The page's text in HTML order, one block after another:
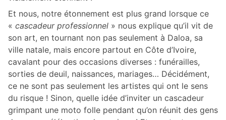
Et nous, notre étonnement est plus grand lorsque ce
« cascadeur professionnel » nous explique qu’il vit de
son art, en tournant non pas seulement à Daloa, sa
ville natale, mais encore partout en Côte d’Ivoire,
cavalant pour des occasions diverses : funérailles,
sorties de deuil, naissances, mariages… Décidément,
ce ne sont pas seulement les artistes qui ont le sens
du risque ! Sinon, quelle idée d’inviter un cascadeur
grimpant une moto folle pendant qu’on réunit des gens